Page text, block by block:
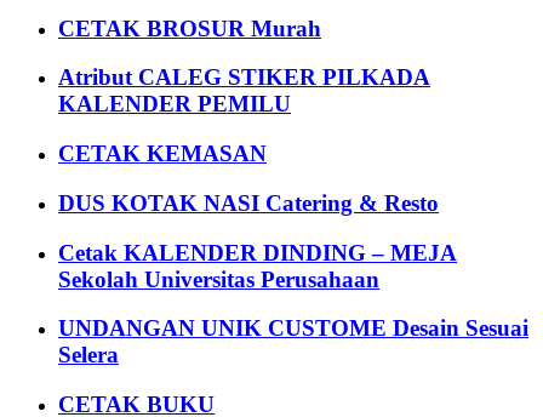
CETAK BROSUR Murah
Atribut CALEG STIKER PILKADA
KALENDER PEMILU
CETAK KEMASAN
DUS KOTAK NASI Catering & Resto
Cetak KALENDER DINDING – MEJA
Sekolah Universitas Perusahaan
UNDANGAN UNIK CUSTOME Desain Sesuai
Selera
CETAK BUKU